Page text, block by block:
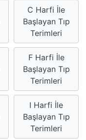
C Harfi İle
Başlayan Tıp
Terimleri
F Harfi İle
Başlayan Tıp
Terimleri
I Harfi İle
Başlayan Tıp
Terimleri